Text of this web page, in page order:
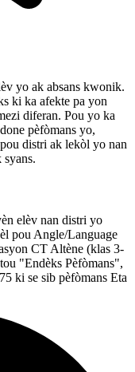
yo ak absans kwonik.
ki ka afekte pa yon
diferan. Pou yo ka
pèfòmans yo,
distri ak lekòl yo nan
syans.
elèv nan distri yo
pou Angle/Language
CT Altène (klas 3-
"Endèks Pèfòmans",
ki se sib pèfòmans Eta